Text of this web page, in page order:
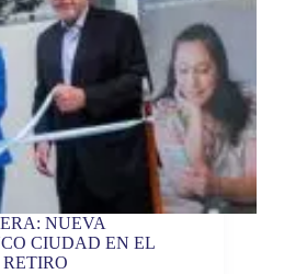
NUEVA
CIUDAD EN EL